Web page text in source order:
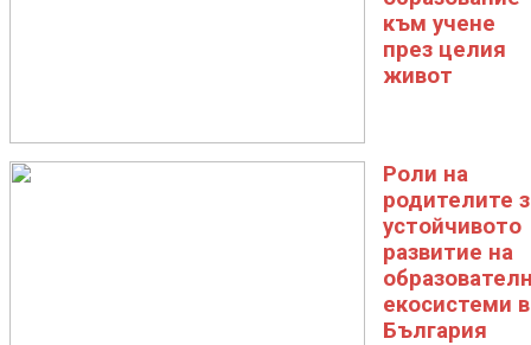
към учене
през целия
живот
Роли на
родителите
устойчивото
развитие на
екосистеми в
България